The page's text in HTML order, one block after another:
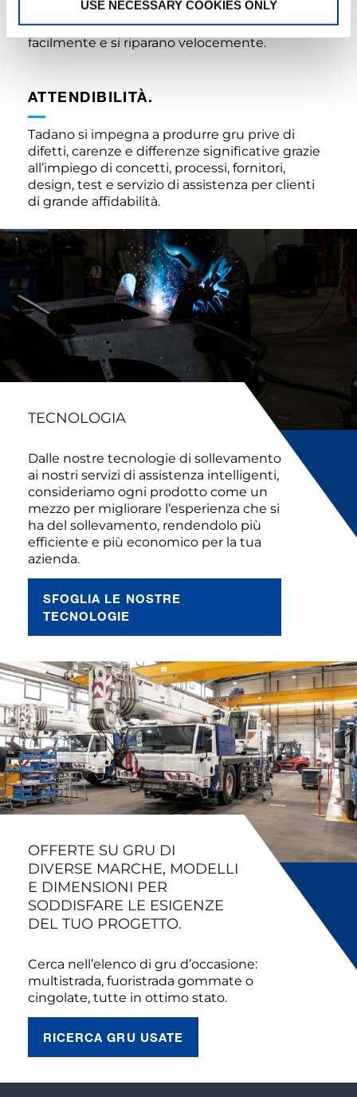
USE NECESSARY COOKIES ONLY
alto livello uniti a processi di produzione di
qualità, le gru Tadano non si guastano
facilmente e si riparano velocemente.
ATTENDIBILITÀ.
Tadano si impegna a produrre gru prive di
difetti, carenze e differenze significative grazie
all’impiego di concetti, processi, fornitori,
design, test e servizio di assistenza per clienti
di grande affidabilità.
TECNOLOGIA
Dalle nostre tecnologie di sollevamento
ai nostri servizi di assistenza intelligenti,
consideriamo ogni prodotto come un
mezzo per migliorare l’esperienza che si
ha del sollevamento, rendendolo più
efficiente e più economico per la tua
azienda.
SFOGLIA LE NOSTRE
TECNOLOGIE
OFFERTE SU GRU DI
DIVERSE MARCHE, MODELLI
E DIMENSIONI PER
SODDISFARE LE ESIGENZE
DEL TUO PROGETTO.
Cerca nell’elenco di gru d’occasione:
multistrada, fuoristrada gommate o
cingolate, tutte in ottimo stato.
RICERCA GRU USATE